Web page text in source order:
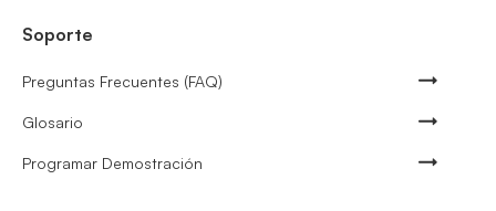
Soporte
Preguntas Frecuentes (FAQ)
Glosario
Programar Demostración